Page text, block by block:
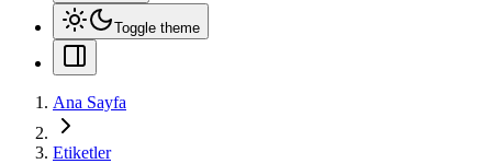
Toggle theme
Ana Sayfa
Etiketler